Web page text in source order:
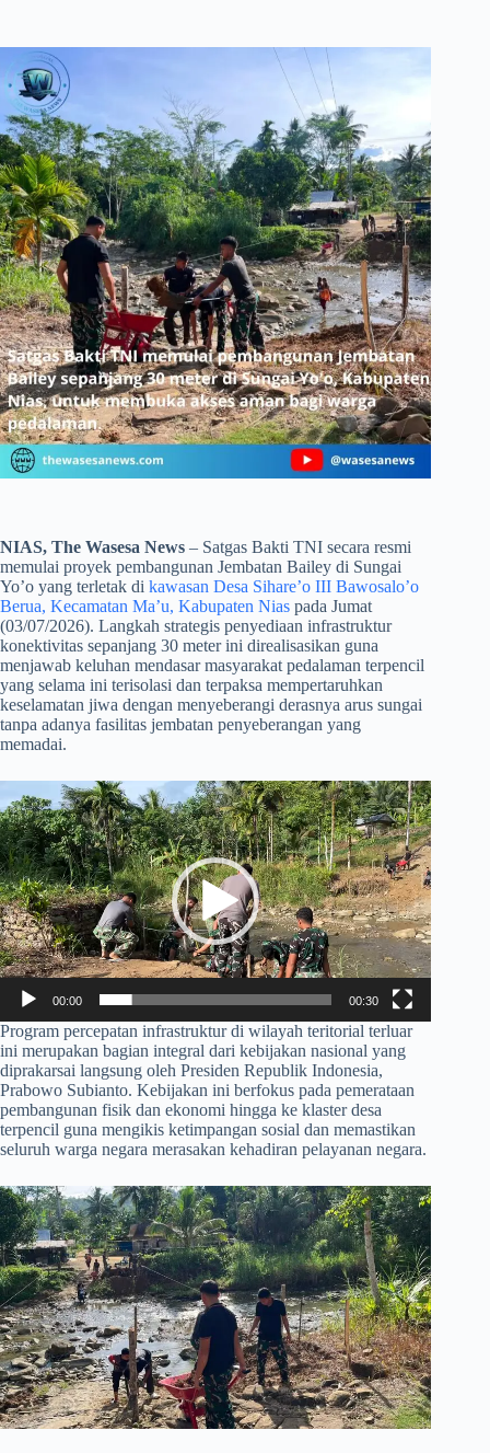
NIAS, The Wasesa News – Satgas Bakti TNI secara resmi
memulai proyek pembangunan Jembatan Bailey di Sungai
Yo’o yang terletak di kawasan Desa Sihare’o III Bawosalo’o
Berua, Kecamatan Ma’u, Kabupaten Nias pada Jumat
(03/07/2026). Langkah strategis penyediaan infrastruktur
konektivitas sepanjang 30 meter ini direalisasikan guna
menjawab keluhan mendasar masyarakat pedalaman terpencil
yang selama ini terisolasi dan terpaksa mempertaruhkan
keselamatan jiwa dengan menyeberangi derasnya arus sungai
tanpa adanya fasilitas jembatan penyeberangan yang
memadai.
Video
00:00 00:30
​Program percepatan infrastruktur di wilayah teritorial terluar
ini merupakan bagian integral dari kebijakan nasional yang
diprakarsai langsung oleh Presiden Republik Indonesia,
Prabowo Subianto. Kebijakan ini berfokus pada pemerataan
pembangunan fisik dan ekonomi hingga ke klaster desa
terpencil guna mengikis ketimpangan sosial dan memastikan
seluruh warga negara merasakan kehadiran pelayanan negara.